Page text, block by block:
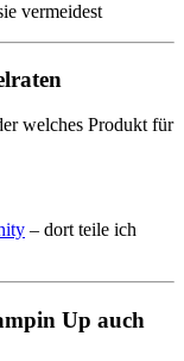
vermeidest
welches Produkt für
– dort teile ich
Up auch